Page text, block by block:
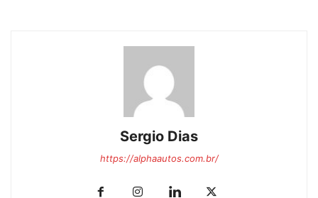
Sergio Dias
https://alphaautos.com.br/